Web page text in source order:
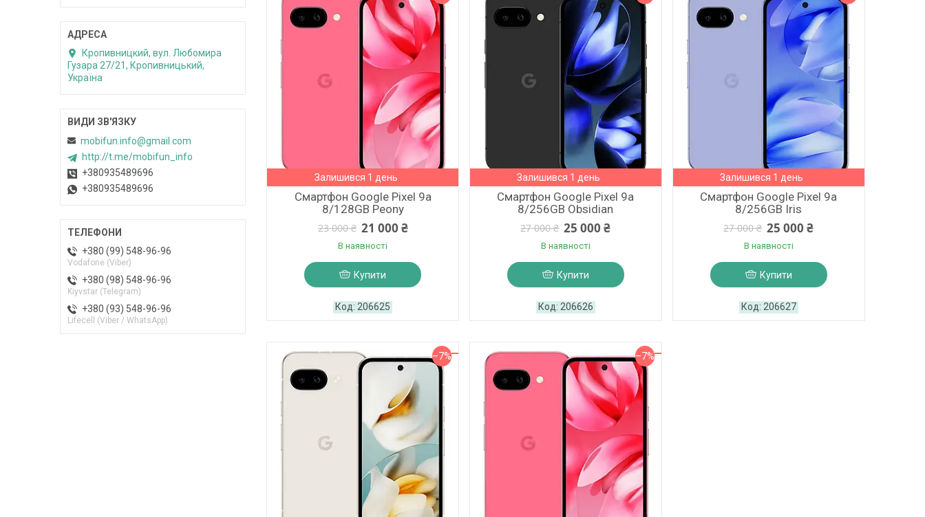
Залишився 1 день
Смартфон Google Pixel 9a
8/128GB Peony
23 000 ₴ 21 000 ₴
В наявності
Купити
206625
Залишився 1 день
Смартфон Google Pixel 9a
8/256GB Obsidian
27 000 ₴ 25 000 ₴
В наявності
Купити
206626
Залишився 1 день
Смартфон Google Pixel 9a
8/256GB Iris
27 000 ₴ 25 000 ₴
В наявності
Купити
206627
–7% –7%
Кропивницкий, вул. Любомира
Гузара 27/21, Кропивницький,
Україна
mobifun.info@gmail.com
http://t.me/mobifun_info
+380935489696
+380935489696
+380 (99) 548-96-96
Vodafone (Viber)
+380 (98) 548-96-96
Kiyvstar (Telegram)
+380 (93) 548-96-96
Lifecell (Viber / WhatsApp)